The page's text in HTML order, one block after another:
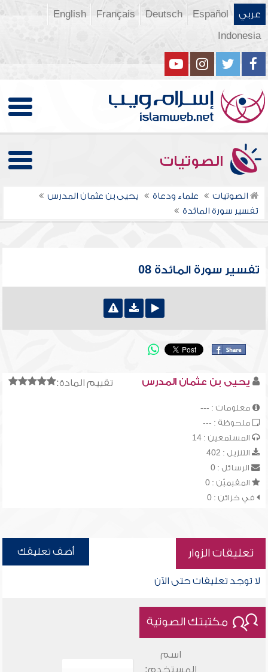
عربي Español
Deutsch
Français
English
Indonesia
الصوتيات
الصوتيات علماء ودعاة
يحيى بن عثمان المدرس
تفسير سورة المائدة
تفسير سورة المائدة 08
تقييم المادة: يحيى بن عثمان المدرس
معلومات : ---
ملحوظة : ---
المستمعين : 14
التنزيل : 402
الرسائل : 0
المقيميّن : 0
في خزائن : 0
تعليقات الزوار أضف تعليقك
لا توجد تعليقات حتى الآن
مكتبتك الصوتية
اسم
المستخدم: